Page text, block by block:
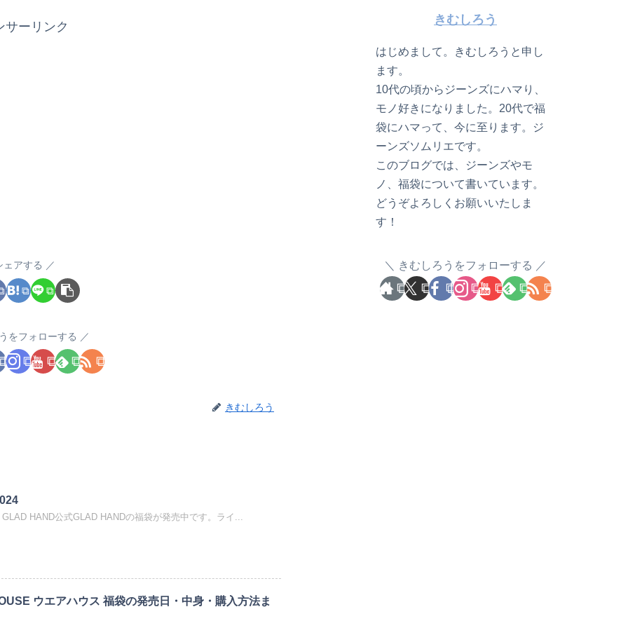
サーリンク
ェアする
をフォローする
きむしろう
HAND公式GLAD HANDの福袋が発売中です。ライ...
ウエアハウス 福袋の発売日・中身・購入方法ま
きむしろう
はじめまして。きむしろうと申し
ます。
10代の頃からジーンズにハマり、
モノ好きになりました。20代で福
袋にハマって、今に至ります。ジ
ーンズソムリエです。
このブログでは、ジーンズやモ
ノ、福袋について書いています。
どうぞよろしくお願いいたしま
す！
きむしろうをフォローする